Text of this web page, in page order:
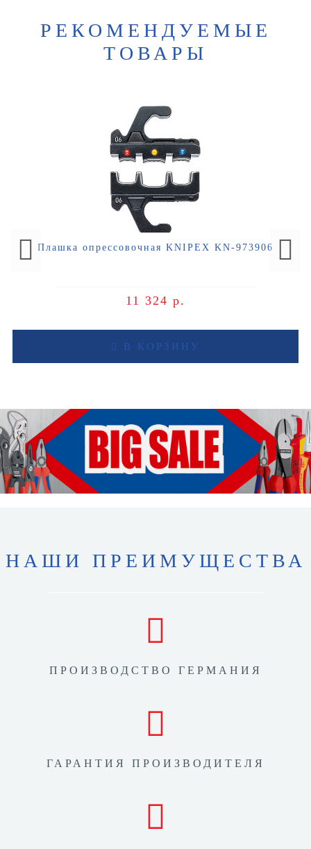
РЕКОМЕНДУЕМЫЕ
ТОВАРЫ
Плашка опрессовочная KNIPEX KN-973906
11 324 р.
В КОРЗИНУ
НАШИ ПРЕИМУЩЕСТВА
ПРОИЗВОДСТВО ГЕРМАНИЯ
ГАРАНТИЯ ПРОИЗВОДИТЕЛЯ